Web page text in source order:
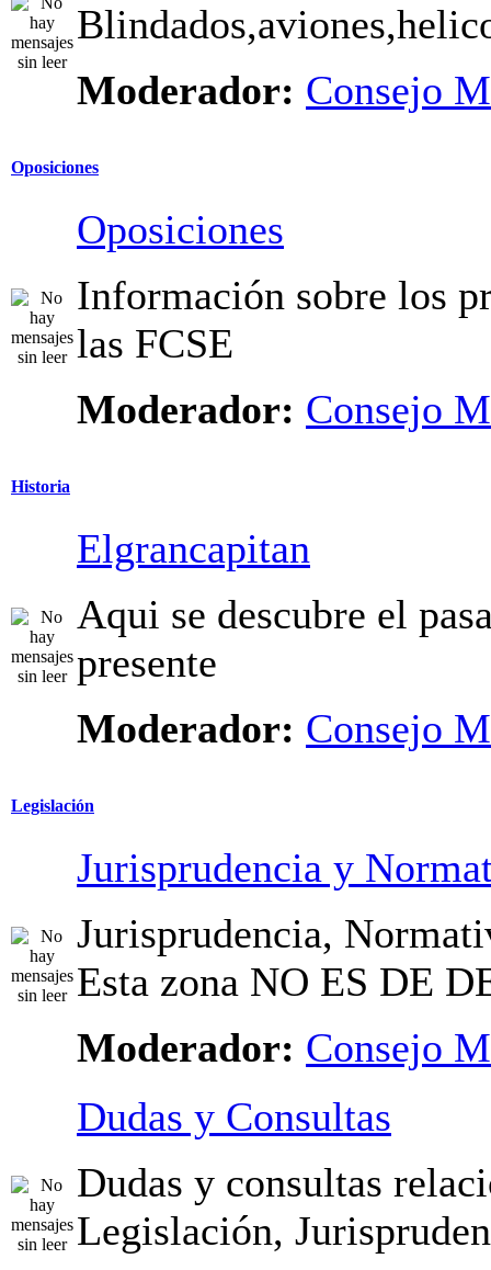
Moderador: Consejo
Oposiciones
Oposiciones
Información sobre los
las FCSE
Moderador: Consejo
Historia
Elgrancapitan
Aqui se descubre el
presente
Moderador: Consejo
Legislación
Jurisprudencia y
Jurisprudencia,
Esta zona NO ES DE
Moderador: Consejo
Dudas y Consultas
Dudas y consultas
Legislación,